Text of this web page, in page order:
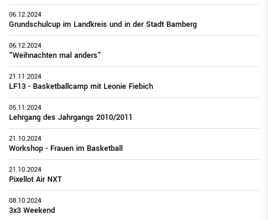
06.12.2024
Grundschulcup im Landkreis und in der Stadt Bamberg
06.12.2024
"Weihnachten mal anders"
21.11.2024
LF13 - Basketballcamp mit Leonie Fiebich
05.11.2024
Lehrgang des Jahrgangs 2010/2011
21.10.2024
Workshop - Frauen im Basketball
21.10.2024
Pixellot Air NXT
08.10.2024
3x3 Weekend